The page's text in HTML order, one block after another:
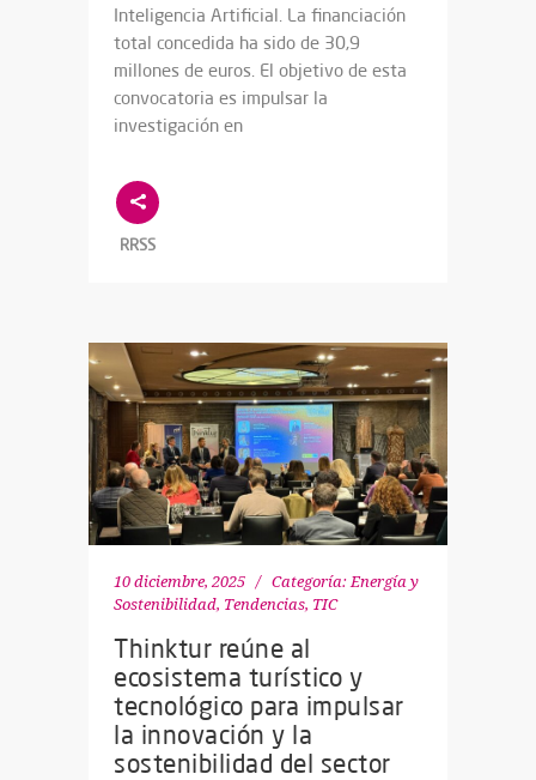
Inteligencia Artificial. La financiación
total concedida ha sido de 30,9
millones de euros. El objetivo de esta
convocatoria es impulsar la
investigación en
RRSS
10 diciembre, 2025 Categoría: Energía y
Sostenibilidad, Tendencias, TIC
Thinktur reúne al
ecosistema turístico y
tecnológico para impulsar
la innovación y la
sostenibilidad del sector